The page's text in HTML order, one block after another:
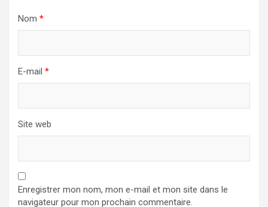
Nom *
E-mail *
Site web
Enregistrer mon nom, mon e-mail et mon site dans le
navigateur pour mon prochain commentaire.